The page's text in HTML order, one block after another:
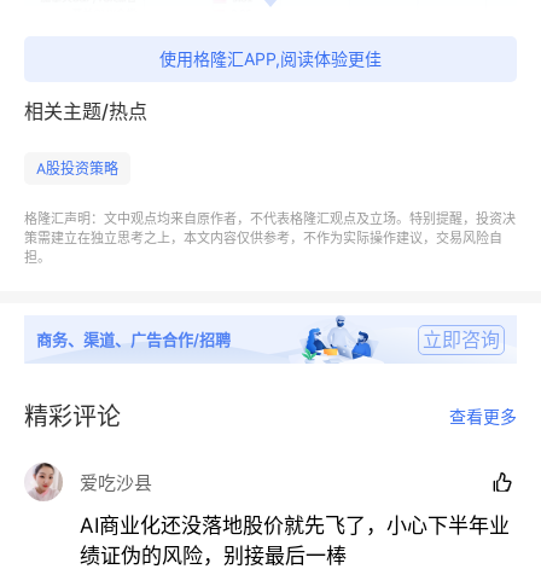
大宗商品方面， 本月美伊核谈判在拉扯中艰难推进，
地缘局势虽未完全平息，但市场对原油供应中断的担忧
逐步缓解，国际油价震荡回落至75美元/桶附近，布伦
特原油全月累计跌超18%。
格一度跌破4000美元/盎司关口，累计跌幅超11%。
使用格隆汇APP,阅读体验更佳
相关主题/热点
A股投资策略
格隆汇声明：文中观点均来自原作者，不代表格隆汇观点及立场。特别提醒，投资决
策需建立在独立思考之上，本文内容仅供参考，不作为实际操作建议，交易风险自
担。
商务、渠道、广告合作/招聘 立即咨询
精彩评论 查看更多
爱吃沙县 
AI商业化还没落地股价就先飞了，小心下半年业
绩证伪的风险，别接最后一棒